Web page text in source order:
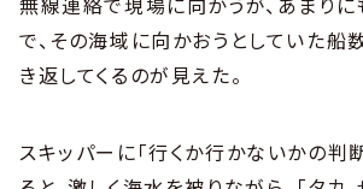
で、その海域に向かおうとしていた船
き返してくるのが見えた。
スキッパーに「行くか行かないかの判